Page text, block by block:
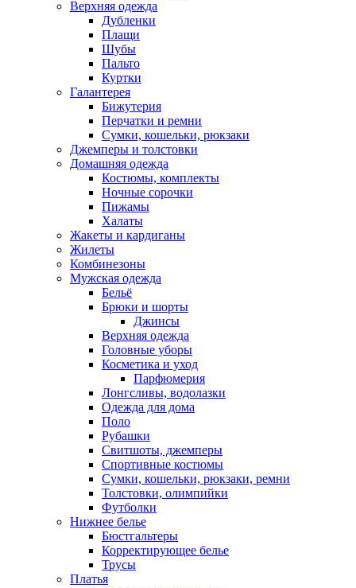
Верхняя одежда
Дубленки
Плащи
Шубы
Пальто
Куртки
Галантерея
Бижутерия
Перчатки и ремни
Сумки, кошельки, рюкзаки
Джемперы и толстовки
Домашняя одежда
Костюмы, комплекты
Ночные сорочки
Пижамы
Халаты
Жакеты и кардиганы
Жилеты
Комбинезоны
Мужская одежда
Бельё
Брюки и шорты
Джинсы
Верхняя одежда
Головные уборы
Косметика и уход
Парфюмерия
Лонгсливы, водолазки
Одежда для дома
Поло
Рубашки
Свитшоты, джемперы
Спортивные костюмы
Сумки, кошельки, рюкзаки, ремни
Толстовки, олимпийки
Футболки
Нижнее белье
Бюстгальтеры
Корректирующее белье
Трусы
Платья